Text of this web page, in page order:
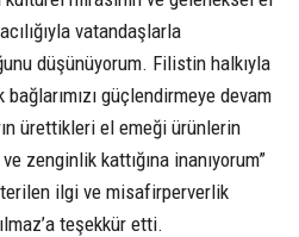
vatandaşlarla
düşünüyorum. Filistin halkıyla
bağlarımızı güçlendirmeye devam
ürettikleri el emeği ürünlerin
zenginlik kattığına inanıyorum”
ilgi ve misafirperverlik
teşekkür etti.